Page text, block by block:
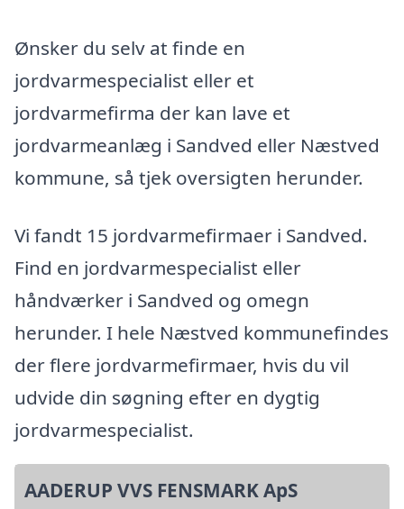
Ønsker du selv at finde en
jordvarmespecialist eller et
jordvarmefirma der kan lave et
jordvarmeanlæg i Sandved eller Næstved
kommune, så tjek oversigten herunder.
Vi fandt 15 jordvarmefirmaer i Sandved.
Find en jordvarmespecialist eller
håndværker i Sandved og omegn
herunder. I hele Næstved kommunefindes
der flere jordvarmefirmaer, hvis du vil
udvide din søgning efter en dygtig
jordvarmespecialist.
AADERUP VVS FENSMARK ApS